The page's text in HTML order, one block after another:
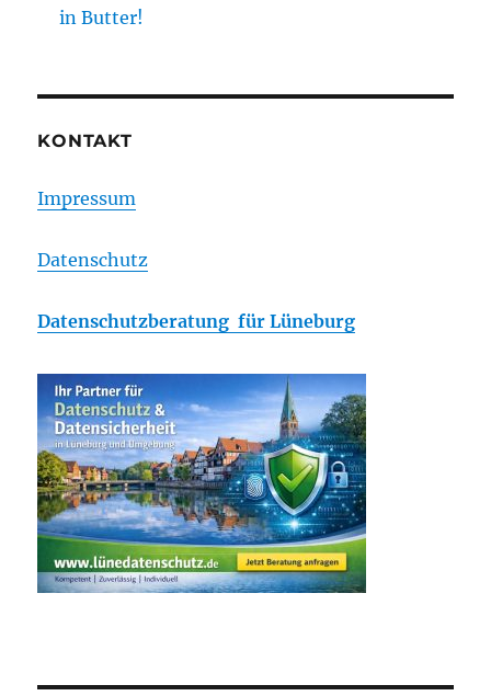
in Butter!
KONTAKT
Impressum
Datenschutz
Datenschutzberatung für Lüneburg